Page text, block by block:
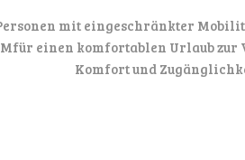
mit eingeschränkter
einen komfortablen Urlaub
Komfort und